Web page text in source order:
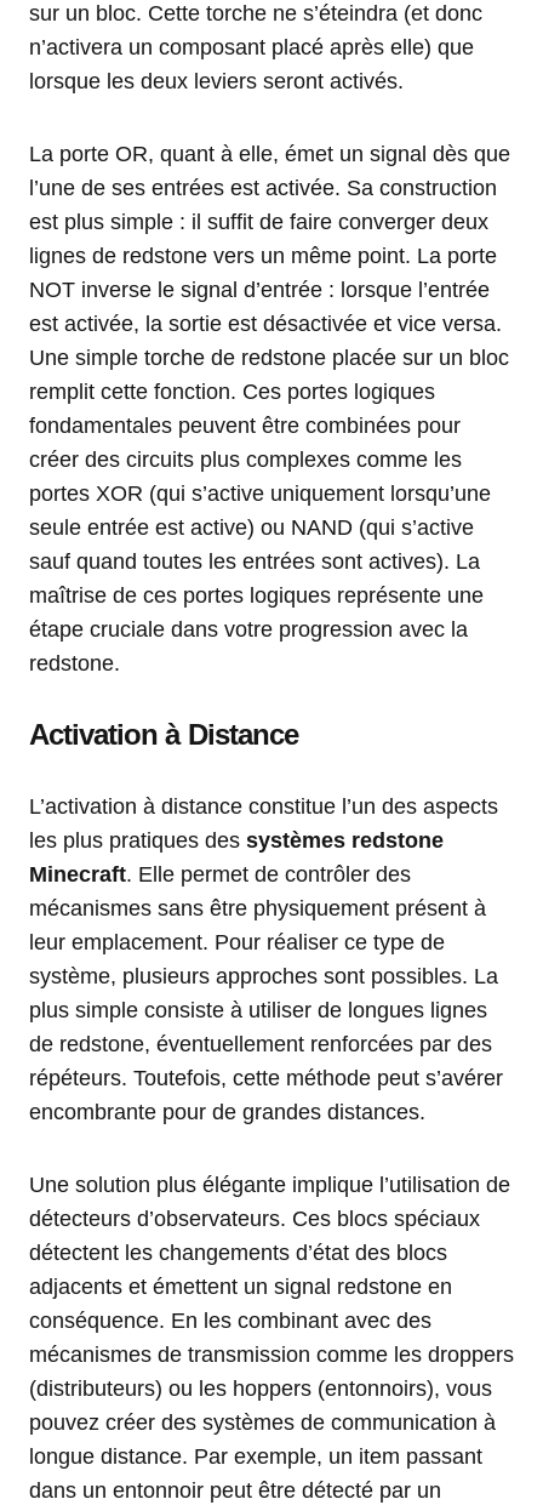
sur un bloc. Cette torche ne s’éteindra (et donc
n’activera un composant placé après elle) que
lorsque les deux leviers seront activés.
La porte OR, quant à elle, émet un signal dès que
l’une de ses entrées est activée. Sa construction
est plus simple : il suffit de faire converger deux
lignes de redstone vers un même point. La porte
NOT inverse le signal d’entrée : lorsque l’entrée
est activée, la sortie est désactivée et vice versa.
Une simple torche de redstone placée sur un bloc
remplit cette fonction. Ces portes logiques
fondamentales peuvent être combinées pour
créer des circuits plus complexes comme les
portes XOR (qui s’active uniquement lorsqu’une
seule entrée est active) ou NAND (qui s’active
sauf quand toutes les entrées sont actives). La
maîtrise de ces portes logiques représente une
étape cruciale dans votre progression avec la
redstone.
Activation à Distance
L’activation à distance constitue l’un des aspects
les plus pratiques des systèmes redstone
Minecraft. Elle permet de contrôler des
mécanismes sans être physiquement présent à
leur emplacement. Pour réaliser ce type de
système, plusieurs approches sont possibles. La
plus simple consiste à utiliser de longues lignes
de redstone, éventuellement renforcées par des
répéteurs. Toutefois, cette méthode peut s’avérer
encombrante pour de grandes distances.
Une solution plus élégante implique l’utilisation de
détecteurs d’observateurs. Ces blocs spéciaux
détectent les changements d’état des blocs
adjacents et émettent un signal redstone en
conséquence. En les combinant avec des
mécanismes de transmission comme les droppers
(distributeurs) ou les hoppers (entonnoirs), vous
pouvez créer des systèmes de communication à
longue distance. Par exemple, un item passant
dans un entonnoir peut être détecté par un